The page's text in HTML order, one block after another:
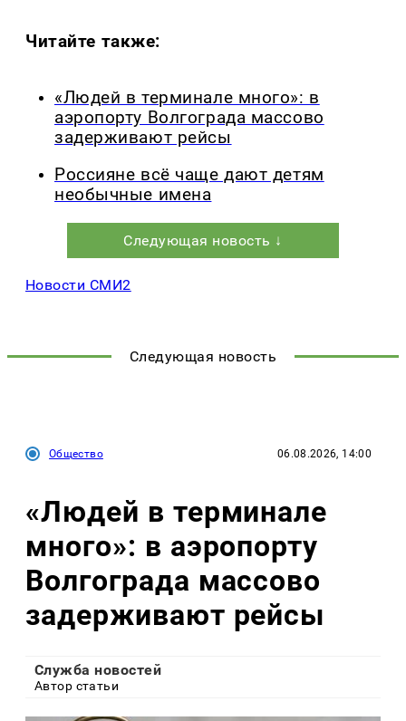
Читайте также:
«Людей в терминале много»: в
аэропорту Волгограда массово
задерживают рейсы
Россияне всё чаще дают детям
необычные имена
Следующая новость ↓
Новости СМИ2
Следующая новость
Общество 06.08.2026, 14:00
«Людей в терминале
много»: в аэропорту
Волгограда массово
задерживают рейсы
Служба новостей
Автор статьи